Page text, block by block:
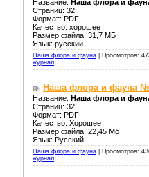
Название: Наша флора и
Страниц: 32
Формат: PDF
Качество: хорошее
Размер файла: 31,7 МБ
Язык: русский
Наша флора и фауна
Просмотров:
журнал
Наша флора и фауна
Название: Наша флора и
Страниц: 32
Формат: PDF
Качество: Хорошее
Размер файла: 22,45 Мб
Язык: Русский
Наша флора и фауна
Просмотров:
журнал